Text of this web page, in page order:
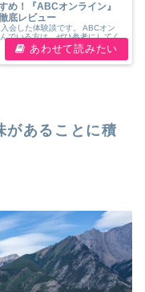
め！『ABCオンライン』
底レビュー
会した体験談です。 ABCオン
でいる方は、ぜひ参考にしてく
があることに積